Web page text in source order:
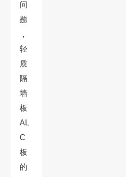
问
题
，
轻
质
隔
墙
板
AL
C
板
的